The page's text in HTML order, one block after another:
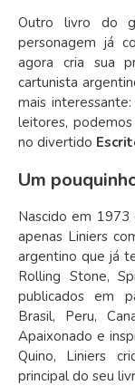
Outro livro do
personagem já
agora cria sua
cartunista
mais
leitores,
no divertido
Um
Nascido em 1973
apenas Liniers
argentino que já
Rolling Stone,
publicados em
Brasil, Peru,
Apaixonado e
Quino, Liniers
principal do seu